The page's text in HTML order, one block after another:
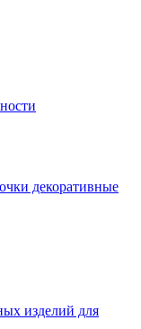
декоративные
изделий для